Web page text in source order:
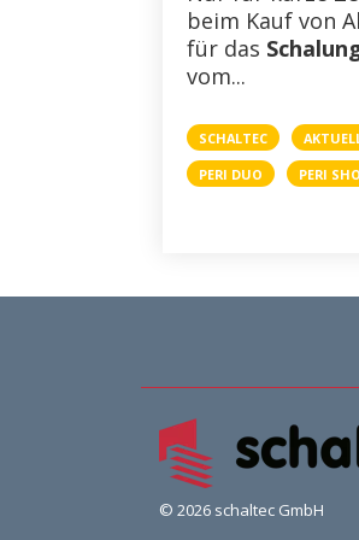
PERI
BESTSELLER
PRESSE
BAUMA
beim Kauf von
für das
vom...
SCHALTEC
PERI DUO
PERI
© 2026 schaltec GmbH